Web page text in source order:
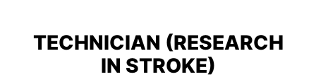
TECHNICIAN (RESEARCH
IN STROKE)